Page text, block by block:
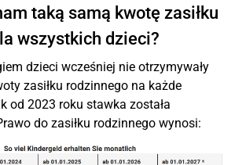
taką samą kwotę zasiłku
wszystkich dzieci?
dzieci wcześniej nie otrzymywały
zasiłku rodzinnego na każde
od 2023 roku stawka została
do zasiłku rodzinnego wynosi: